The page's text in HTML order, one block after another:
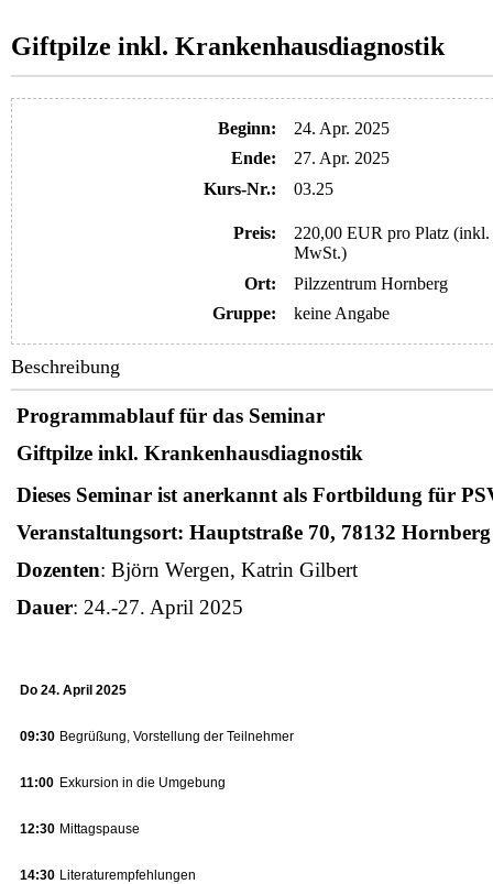
Giftpilze inkl. Krankenhausdiagnostik
Beginn:
24. Apr. 2025
Ende:
27. Apr. 2025
Kurs-Nr.:
03.25
Preis:
220,00 EUR pro Platz (inkl.
MwSt.)
Ort:
Pilzzentrum Hornberg
Gruppe:
keine Angabe
Beschreibung
Programmablauf für das Seminar
Giftpilze inkl. Krankenhausdiagnostik
Dieses Seminar ist anerkannt als Fortbildung für
Veranstaltungsort: Hauptstraße 70, 78132 Hornberg
Dozenten: Björn Wergen, Katrin Gilbert
Dauer: 24.-27. April 2025
Do 24. April 2025
09:30 Begrüßung, Vorstellung der Teilnehmer
11:00 Exkursion in die Umgebung
12:30 Mittagspause
14:30 Literaturempfehlungen